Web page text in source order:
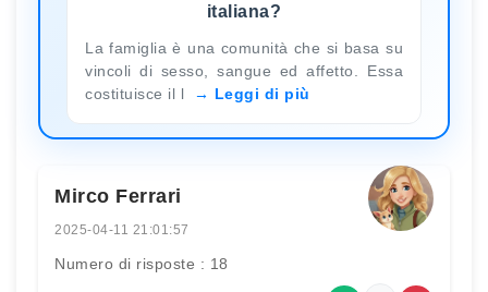
italiana?
La famiglia è una comunità che si basa su
vincoli di sesso, sangue ed affetto. Essa
costituisce il l
Leggi di più
Mirco Ferrari
2025-04-11 21:01:57
Numero di risposte : 18